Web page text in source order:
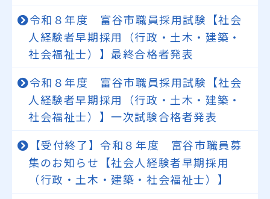
令和８年度 富谷市職員採用試験【社会
人経験者早期採用（行政・土木・建築・
社会福祉士）】最終合格者発表
令和８年度 富谷市職員採用試験【社会
人経験者早期採用（行政・土木・建築・
社会福祉士）】一次試験合格者発表
【受付終了】令和８年度 富谷市職員募
集のお知らせ【社会人経験者早期採用
（行政・土木・建築・社会福祉士）】